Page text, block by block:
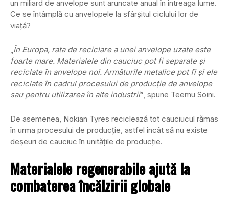
un miliard de anvelope sunt aruncate anual în întreaga lume.
Ce se întâmplă cu anvelopele la sfârșitul ciclului lor de
viață?
„În Europa, rata de reciclare a unei anvelope uzate este
foarte mare. Materialele din cauciuc pot fi separate și
reciclate în anvelope noi. Armăturile metalice pot fi și ele
reciclate în cadrul procesului de producție de anvelope
sau pentru utilizarea în alte industrii”, spune Teemu Soini.
De asemenea, Nokian Tyres reciclează tot cauciucul rămas
în urma procesului de producție, astfel încât să nu existe
deșeuri de cauciuc în unitățile de producție.
Materialele regenerabile ajută la
combaterea încălzirii globale